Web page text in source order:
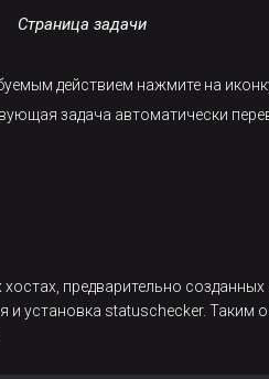
Страница задачи
действием нажмите на
задача автоматически
предварительно
и установка statuschecker.